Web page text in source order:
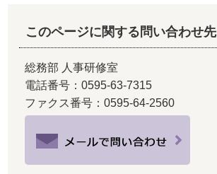
このページに関する問い合わせ先
総務部 人事研修室
電話番号：0595-63-7315
ファクス番号：0595-64-2560